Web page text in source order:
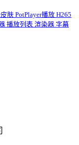
肤PotPlayer播放 H265
播放列表 渲染器 字幕